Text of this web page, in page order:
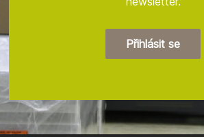
Přihlásit se